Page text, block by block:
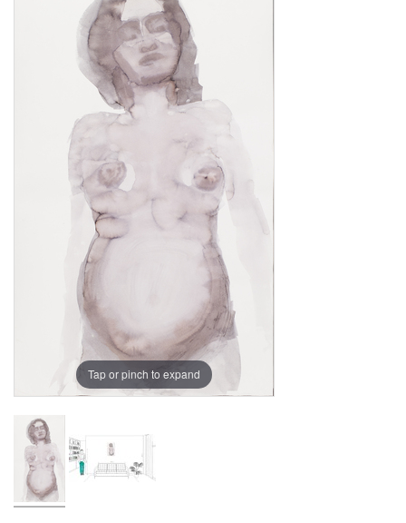
Tap or pinch to expand